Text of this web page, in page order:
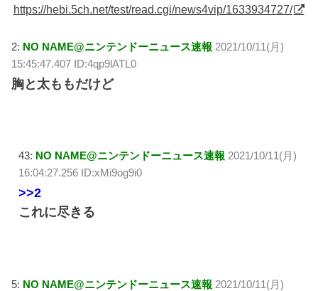
https://hebi.5ch.net/test/read.cgi/news4vip/1633934727/
2: NO NAME@ニンテンドーニュース速報 2021/10/11(月)
15:45:47.407 ID:4qp9lATL0
胸と太ももだけど
43: NO NAME@ニンテンドーニュース速報 2021/10/11(月)
16:04:27.256 ID:xMi9og9i0
>>2
これに尽きる
5: NO NAME@ニンテンドーニュース速報 2021/10/11(月)